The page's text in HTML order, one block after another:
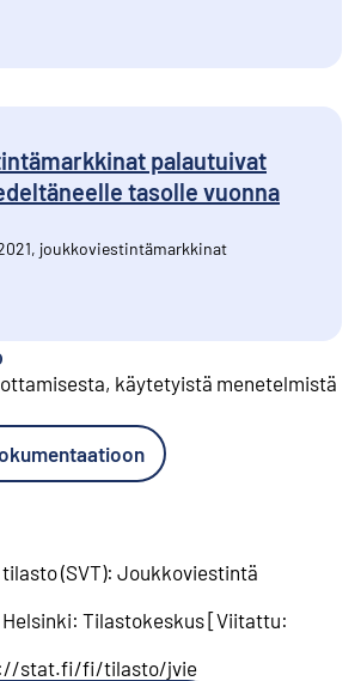
palautuivat
tasolle vuonna
joukkoviestintämarkkinat
käytetyistä menetelmistä
(SVT): Joukkoviestintä
Helsinki: Tilastokeskus[Viitattu:
stat.fi/fi/tilasto/jvie